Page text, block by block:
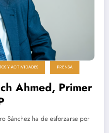
Y ACTIVIDADES PRENSA
Ahmed, Primer
Sánchez ha de esforzarse por